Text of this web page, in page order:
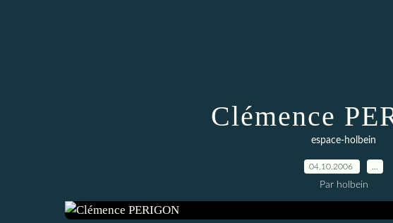
Clémence
espace-holbein
04.10.2006
Par holbein